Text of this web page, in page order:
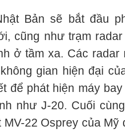
Bản sẽ bắt đầu
cũng như trạm
ở tầm xa. Các
gian hiện đại
để phát hiện máy
như J-20. Cuối
MV-22 Osprey của